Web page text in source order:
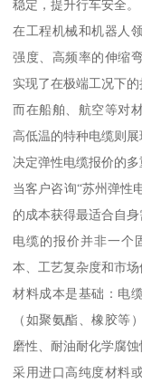
稳定，提升行车安全。
在工程机械和机器人
强度、高频率的伸缩
实现了在极端工况下的
而在船舶、航空等对
高低温的特种电缆则展
决定弹性电缆报价的
当客户咨询“苏州弹性
的成本获得最适合自身
电缆的报价并非一个
本、工艺复杂度和市场
材料成本是基础：电
（如聚氨酯、橡胶等
磨性、耐油耐化学腐蚀
采用进口高纯度材料